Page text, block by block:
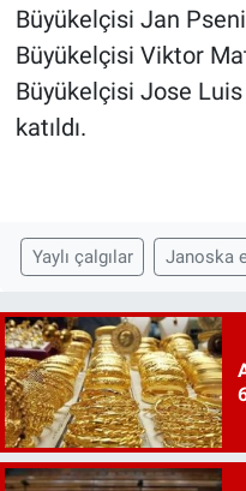
Büyükelçisi Jan
Büyükelçisi Viktor
Büyükelçisi Jose
katıldı.
Yaylı çalgılar Janoska